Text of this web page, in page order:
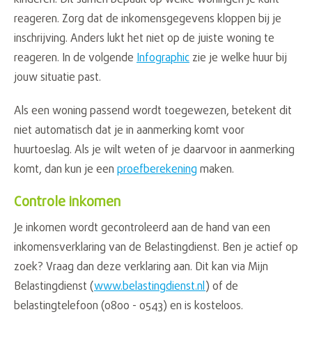
reageren. Zorg dat de inkomensgegevens kloppen bij je
inschrijving. Anders lukt het niet op de juiste woning te
reageren. In de volgende Infographic zie je welke huur bij
jouw situatie past.
Als een woning passend wordt toegewezen, betekent dit
niet automatisch dat je in aanmerking komt voor
huurtoeslag. Als je wilt weten of je daarvoor in aanmerking
komt, dan kun je een proefberekening maken.
Controle inkomen
Je inkomen wordt gecontroleerd aan de hand van een
inkomensverklaring van de Belastingdienst. Ben je actief op
zoek? Vraag dan deze verklaring aan. Dit kan via Mijn
Belastingdienst (www.belastingdienst.nl) of de
belastingtelefoon (0800 - 0543) en is kosteloos.